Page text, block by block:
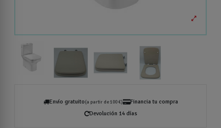
Envío gratuito(a partir de 100 €)
Financia tu compra
Devolución 14 días